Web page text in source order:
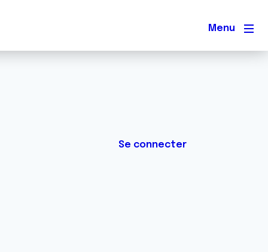
Menu
Se connecter